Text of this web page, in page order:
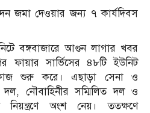
জমা দেওয়ার জন্য ৭ কার্যদিবস
বঙ্গবাজারে আগুন লাগার খবর
ফায়ার সার্ভিসের ৪৮টি ইউনিট
কাজ শুরু করে। এছাড়া সেনা ও
দল, নৌবাহিনীর সম্মিলিত দল ও
অংশ নেয়। ততক্ষণে